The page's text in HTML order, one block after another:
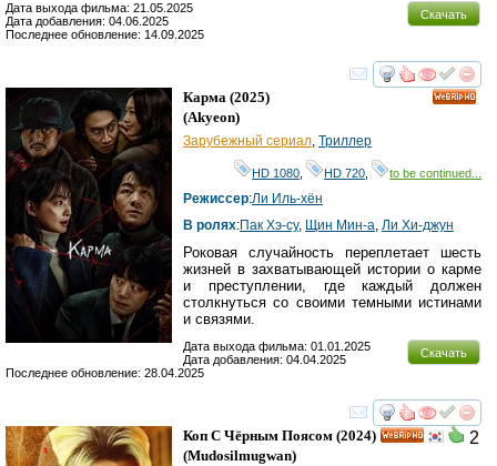
Скачать
Дата выхода фильма: 21.05.2025
Дата добавления: 04.06.2025
Последнее обновление: 14.09.2025
смотреть
Карма (2025)
(Akyeon)
Зарубежный сериал, Триллер
HD 1080, HD 720, to be continued...
Режиссер:Ли Иль-хён
В ролях:Пак Хэ-су, Щин Мин-а, Ли Хи-джун
Роковая случайность переплетает шесть
жизней в захватывающей истории о карме
и преступлении, где каждый должен
столкнуться со своими темными истинами
и связями.
Скачать
Дата выхода фильма: 01.01.2025
Дата добавления: 04.04.2025
Последнее обновление: 28.04.2025
смотреть
2
Коп С Чёрным Поясом (2024)
(Mudosilmugwan)